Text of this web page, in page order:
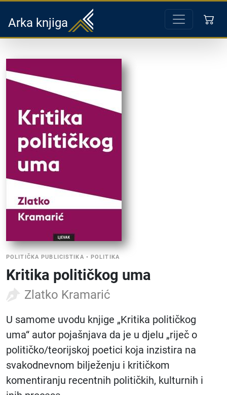
Arka knjiga
POLITIČKA PUBLICISTIKA •POLITIKA
Kritika političkog uma
Zlatko Kramarić
U samome uvodu knjige „Kritika političkog
uma“ autor pojašnjava da je u djelu „riječ o
političko/teorijskoj poetici koja inzistira na
svakodnevnom bilježenju i kritičkom
komentiranju recentnih političkih, kulturnih i